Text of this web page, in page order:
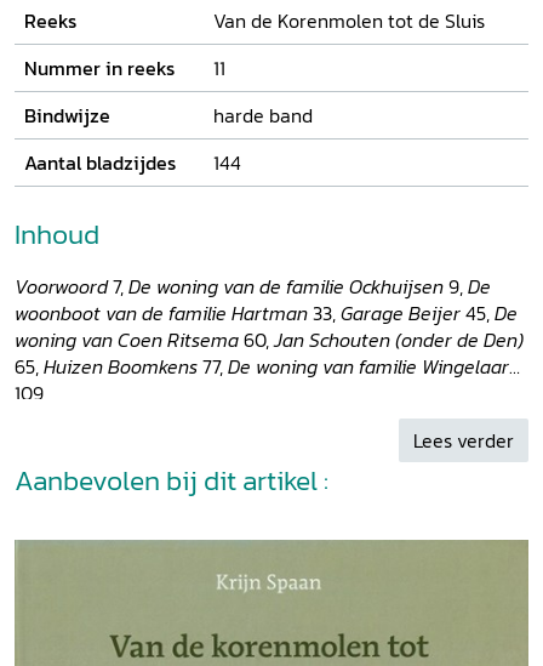
Reeks
Van de Korenmolen tot de Sluis
Nummer in reeks
11
Bindwijze
harde band
Aantal bladzijdes
144
Inhoud
Voorwoord7,De woning van de familie Ockhuijsen9,De
woonboot van de familie Hartman33,Garage Beijer45,De
woning van Coen Ritsema60,Jan Schouten (onder de Den)
65,Huizen Boomkens77,De woning van familie Wingelaar
109
Lees verder
Aanbevolen bij dit artikel :